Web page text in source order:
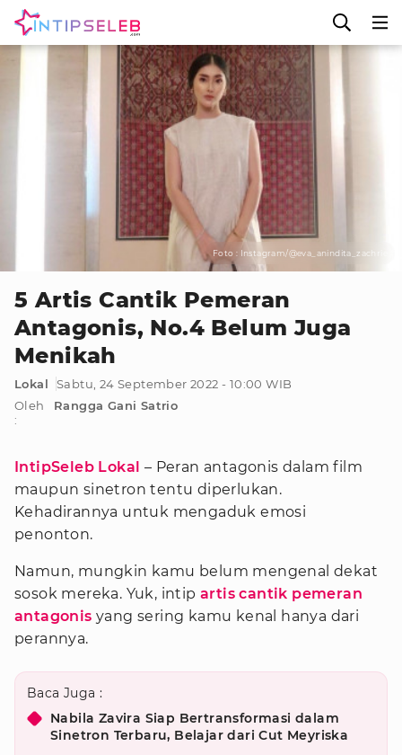
Foto : Instagram/@eva_anindita_zachrie
5 Artis Cantik Pemeran
Antagonis, No.4 Belum Juga
Menikah
Lokal
Sabtu, 24 September 2022 - 10:00 WIB
Oleh
:
Rangga Gani Satrio
IntipSeleb Lokal – Peran antagonis dalam film
maupun sinetron tentu diperlukan.
Kehadirannya untuk mengaduk emosi
penonton.
Namun, mungkin kamu belum mengenal dekat
sosok mereka. Yuk, intip artis cantik pemeran
antagonis yang sering kamu kenal hanya dari
perannya.
Baca Juga :
Nabila Zavira Siap Bertransformasi dalam
Sinetron Terbaru, Belajar dari Cut Meyriska